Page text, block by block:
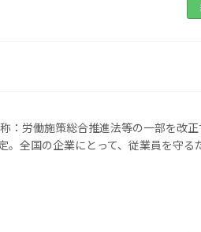
労働施策総合推進法等の一部を改正
全国の企業にとって、従業員を守る